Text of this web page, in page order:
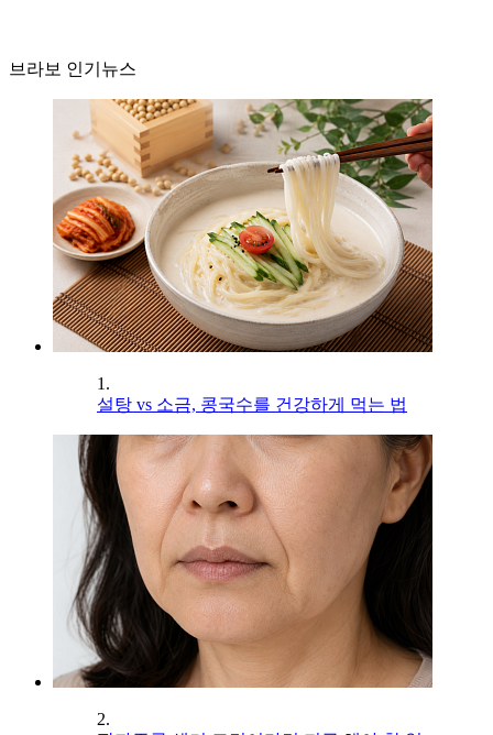
브라보 인기뉴스
1.
설탕 vs 소금, 콩국수를 건강하게 먹는 법
2.